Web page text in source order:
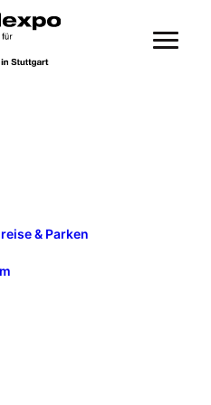
& Parken
2021: Der